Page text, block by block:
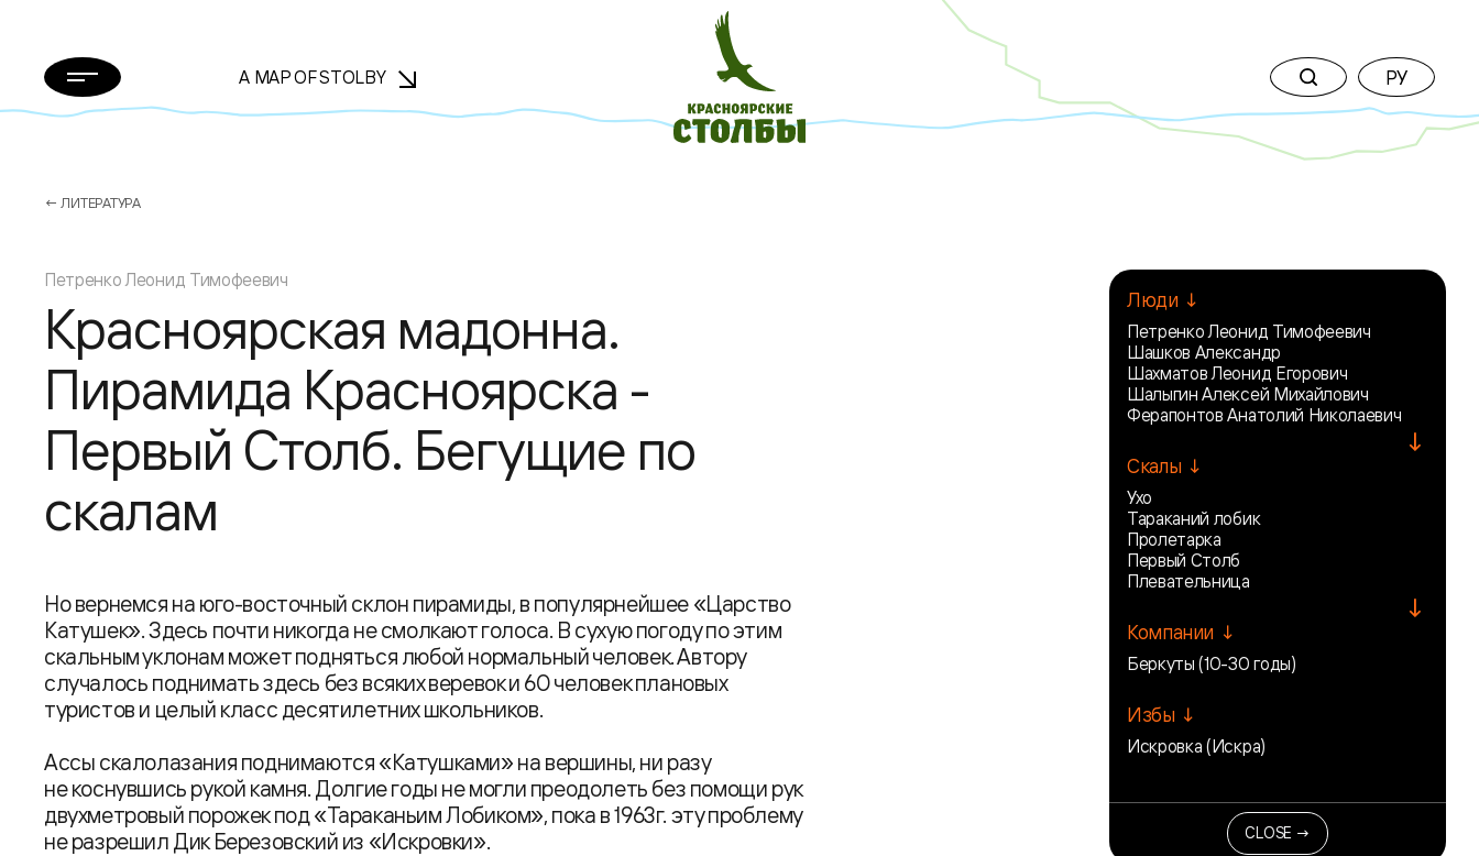
A MAP OF STOLBY РУ
← ЛИТЕРАТУРА
Петренко Леонид Тимофеевич
Красноярская мадонна.
Пирамида Красноярска -
Первый Столб. Бегущие по
скалам
Но вернемся на юго-восточный склон пирамиды, в популярнейшее «Царство
Катушек». Здесь почти никогда не смолкают голоса. В сухую погоду по этим
скальным уклонам может подняться любой нормальный человек. Автору
случалось поднимать здесь без всяких веревок и 60 человек плановых
туристов и целый класс десятилетних школьников.
Ассы скалолазания поднимаются «Катушками» на вершины, ни разу
не коснувшись рукой камня. Долгие годы не могли преодолеть без помощи рук
двухметровый порожек под «Тараканьим Лобиком», пока в 1963г. эту проблему
не разрешил Дик Березовский из «Искровки».
Люди ↓
Петренко Леонид Тимофеевич
Шашков Александр
Шахматов Леонид Егорович
Шалыгин Алексей Михайлович
Ферапонтов Анатолий Николаевич
↓
Скалы ↓
Ухо
Тараканий лобик
Пролетарка
Первый Столб
Плевательница
↓
Компании ↓
Беркуты (10-30 годы)
Избы ↓
Искровка (Искра)
CLOSE →